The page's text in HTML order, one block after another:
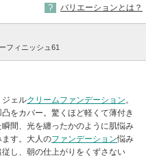
バリエーションとは？
フィニッシュ61
ジェルクリームファンデーション。
凸をカバー。驚くほど軽くて薄付き
間、光を纏ったかのように肌悩み
す。大人のファンデーション悩み
し、朝の仕上がりをくずさない